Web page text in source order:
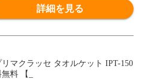
詳細を見る
マクラッセ タオルケット IPT-150
料 【_